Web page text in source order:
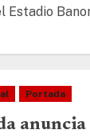
Estadio
Portada